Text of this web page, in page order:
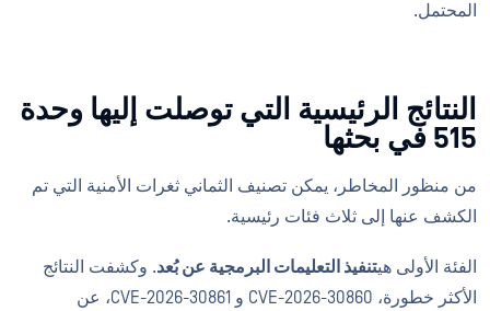
المحتمل.
النتائج الرئيسية التي توصلت إليها وحدة
515 في بحثها
من منظور المخاطر، يمكن تصنيف الثماني ثغرات الأمنية التي تم
الكشف عنها إلى ثلاث فئات رئيسية.
الفئة الأولى هيتنفيذ التعليمات البرمجية عن بُعد. وكشفت النتائج
الأكثر خطورة، CVE-2026-30860 و CVE-2026-30861، عن